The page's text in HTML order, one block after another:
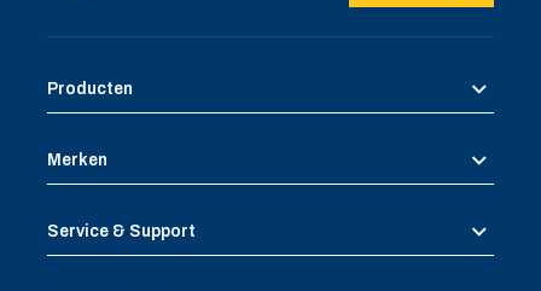
Producten
Merken
Service & Support